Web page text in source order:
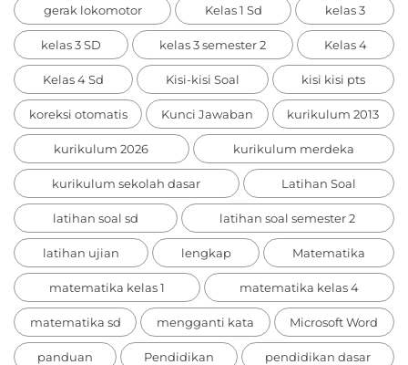
gerak lokomotor Kelas 1 Sd kelas 3
kelas 3 SD kelas 3 semester 2 Kelas 4
Kelas 4 Sd Kisi-kisi Soal kisi kisi pts
koreksi otomatis Kunci Jawaban kurikulum 2013
kurikulum 2026 kurikulum merdeka
kurikulum sekolah dasar Latihan Soal
latihan soal sd latihan soal semester 2
latihan ujian lengkap Matematika
matematika kelas 1 matematika kelas 4
matematika sd mengganti kata Microsoft Word
panduan Pendidikan pendidikan dasar